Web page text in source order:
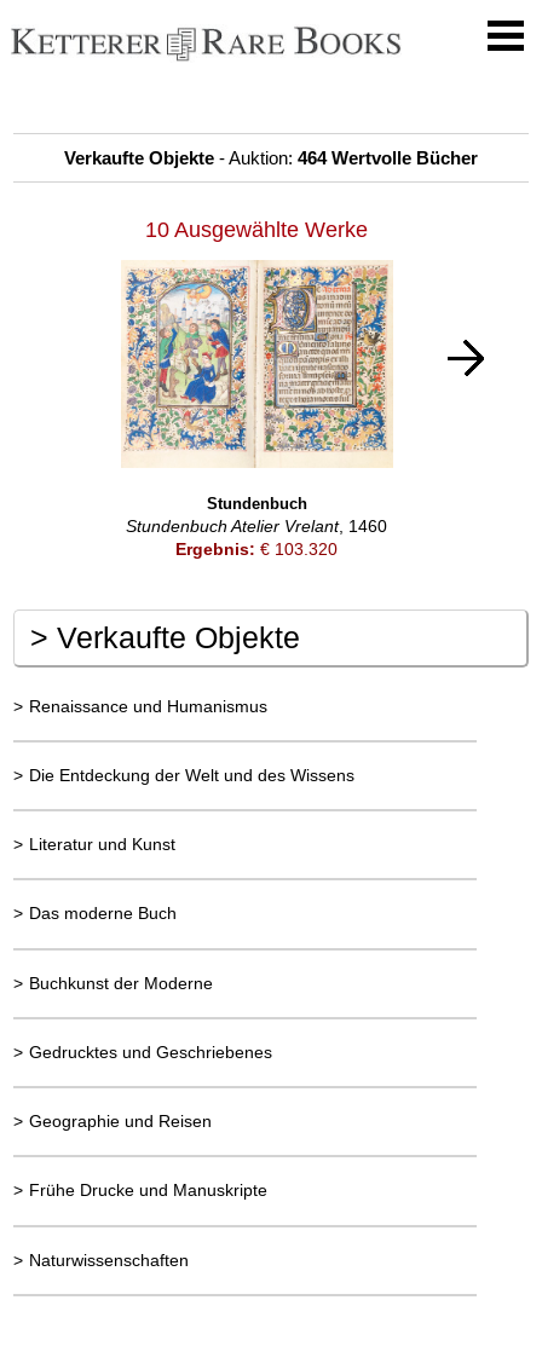
Verkaufte Objekte - Auktion: 464 Wertvolle Bücher
10 Ausgewählte Werke
Stundenbuch
Stundenbuch Atelier Vrelant, 1460
Ergebnis: € 103.320
>Verkaufte Objekte
> Renaissance und Humanismus
> Die Entdeckung der Welt und des Wissens
> Literatur und Kunst
> Das moderne Buch
> Buchkunst der Moderne
> Gedrucktes und Geschriebenes
> Geographie und Reisen
> Frühe Drucke und Manuskripte
> Naturwissenschaften